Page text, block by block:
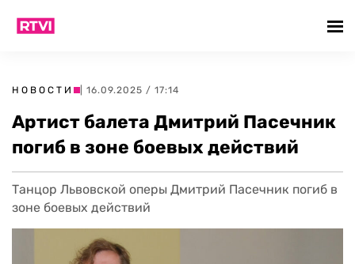
НОВОСТИ | 16.09.2025 / 17:14
Артист балета Дмитрий Пасечник
погиб в зоне боевых действий
Танцор Львовской оперы Дмитрий Пасечник погиб в
зоне боевых действий